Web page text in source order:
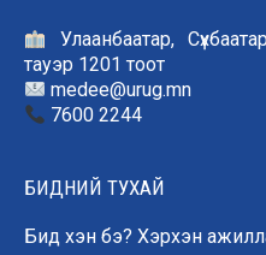
Улаанбаатар,
тауэр 1201 тоот
medee@urug.mn
7600 2244
БИДНИЙ ТУХАЙ
Бид хэн бэ? Хэрхэн